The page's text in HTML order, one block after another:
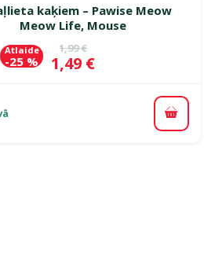
kaķiem – Pawise Meow
Meow Life, Mouse
Oriģinālā cena
1,99 €
Cena
1,49 €
Atlaide
-25 %